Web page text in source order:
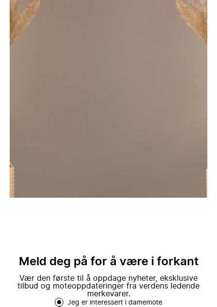
Meld deg på for å være i forkant
Vær den første til å oppdage nyheter, eksklusive
tilbud og moteoppdateringer fra verdens ledende
merkevarer.
Jeg er interessert i damemote